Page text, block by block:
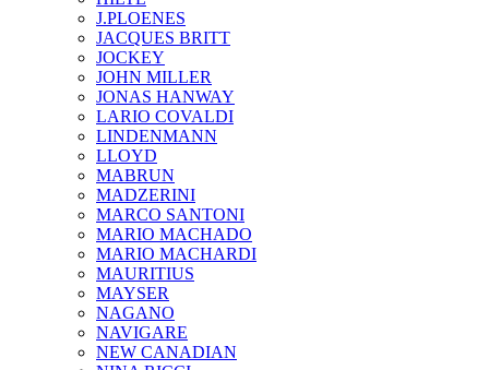
J.PLOENES
JAСQUES BRITT
JOCKEY
JOHN MILLER
JONAS HANWAY
LARIO COVALDI
LINDENMANN
LLOYD
MABRUN
MADZERINI
MARCO SANTONI
MARIO MACHADO
MARIO MACHARDI
MAURITIUS
MAYSER
NAGANO
NAVIGARE
NEW CANADIAN